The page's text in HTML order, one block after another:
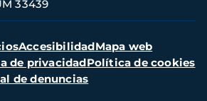
33439
AccesibilidadMapa web
de privacidadPolítica de cookies
de denuncias